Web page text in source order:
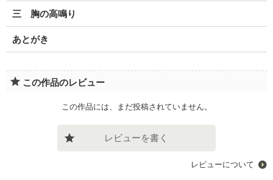
三 胸の高鳴り
あとがき
この作品のレビュー
この作品には、まだ投稿されていません。
レビューを書く
レビューについて